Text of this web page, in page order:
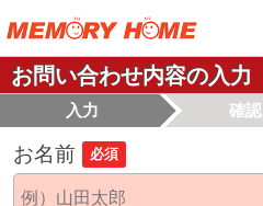
お問い合わせ内容の入力
入力 確認
お名前 必須